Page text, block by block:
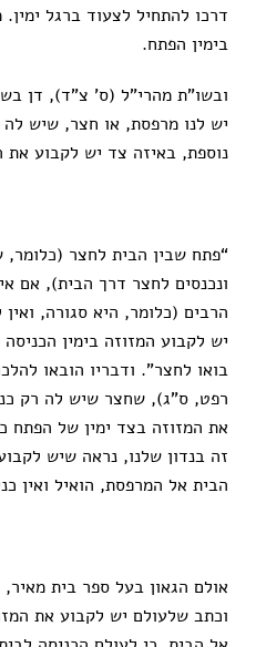
דרכו להתחיל לצעוד ברגל
בימין הפתח.
ובשו”ת מהרי”ל (ס’ צ”ד), דן
יש לנו מרפסת, או חצר, שיש לה
נוספת, באיזה צד יש לקבוע את
“פתח שבין הבית לחצר
ונכנסים לחצר דרך הבית), אם
הרבים (כלומר, היא סגורה,
יש לקבוע המזוזה בימין
בואו לחצר”. ודבריו הובאו
רפט, ס”ג), שחצר שיש לה רק
את המזוזה בצד ימין של הפתח
זה בנדון שלנו, נראה שיש
הבית אל המרפסת, הואיל ואין
אולם הגאון בעל ספר בית
וכתב שלעולם יש לקבוע את